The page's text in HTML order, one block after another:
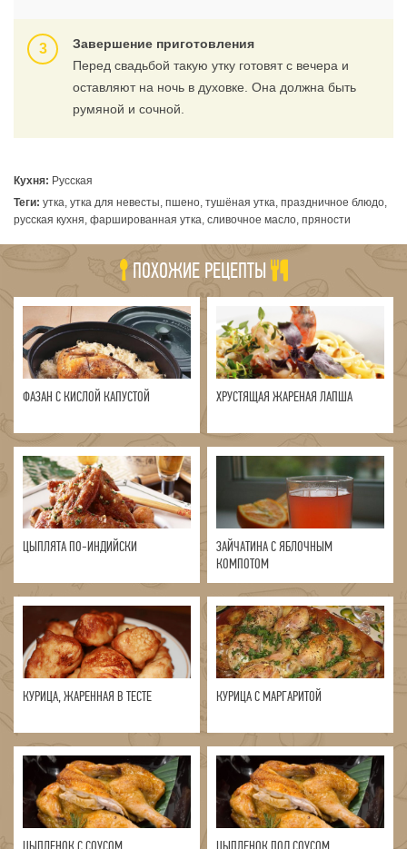
Завершение приготовления
Перед свадьбой такую утку готовят с вечера и
оставляют на ночь в духовке. Она должна быть
румяной и сочной.
Кухня: Русская
Теги: утка, утка для невесты, пшено, тушёная утка, праздничное блюдо,
русская кухня, фаршированная утка, сливочное масло, пряности
ПОХОЖИЕ РЕЦЕПТЫ
ФАЗАН С КИСЛОЙ КАПУСТОЙ ХРУСТЯЩАЯ ЖАРЕНАЯ ЛАПША
ЦЫПЛЯТА ПО-ИНДИЙСКИ
ЗАЙЧАТИНА С ЯБЛОЧНЫМ
КОМПОТОМ
КУРИЦА, ЖАРЕННАЯ В ТЕСТЕ КУРИЦА С МАРГАРИТОЙ